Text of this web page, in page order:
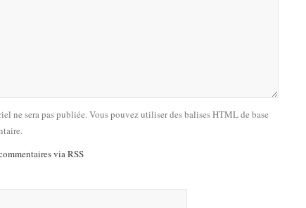
ne sera pas publiée. Vous pouvez utiliser des balises HTML de base
via RSS